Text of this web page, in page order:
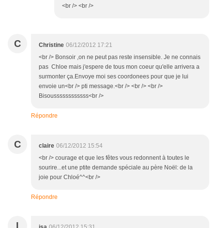
<br /> <br />
C Christine 06/12/2012 17:21
<br /> Bonsoir ,on ne peut pas reste insensible. Je ne connais
pas Chloe mais j'espere de tous mon coeur qu'elle arrivera a
surmonter ça.Envoye moi ses coordonees pour que je lui
envoie un<br /> pti message.<br /> <br /> <br />
Bisoussssssssssss<br />
Répondre
C claire 06/12/2012 15:54
<br /> courage et que les fêtes vous redonnent à toutes le
sourire...et une ptite demande spéciale au père Noël: de la
joie pour Chloé^^<br />
Répondre
I